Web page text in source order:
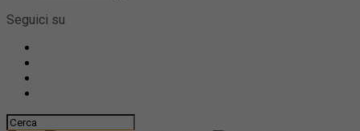
Seguici su